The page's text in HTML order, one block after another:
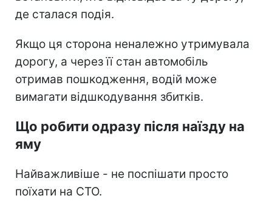
де сталася подія.
Якщо ця сторона неналежно утримувала
дорогу, а через її стан автомобіль
отримав пошкодження, водій може
вимагати відшкодування збитків.
Що робити одразу після наїзду на
яму
Найважливіше - не поспішати просто
поїхати на СТО.